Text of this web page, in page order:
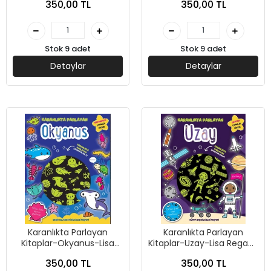
350,00 TL
Stok 9 adet
Detaylar
350,00 TL
Stok 9 adet
Detaylar
Karanlıkta Parlayan
Kitaplar-Okyanus-Lisa
350,00 TL
Karanlıkta Parlayan
Kitaplar-Uzay-Lisa Regan-
350,00 TL